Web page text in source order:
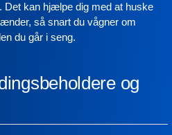
Det kan hjælpe dig med at huske
så snart du vågner om
du går i seng.
og